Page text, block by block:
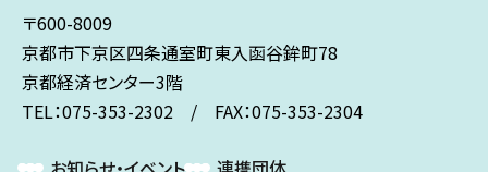
〒600-8009
京都市下京区四条通室町東入函谷鉾町78
京都経済センター3階
TEL：075-353-2302 / FAX：075-353-2304